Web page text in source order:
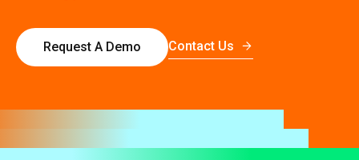
Request A Demo Contact Us